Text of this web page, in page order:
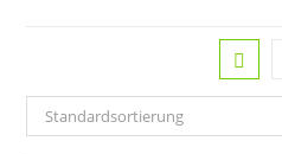
Standardsortierung